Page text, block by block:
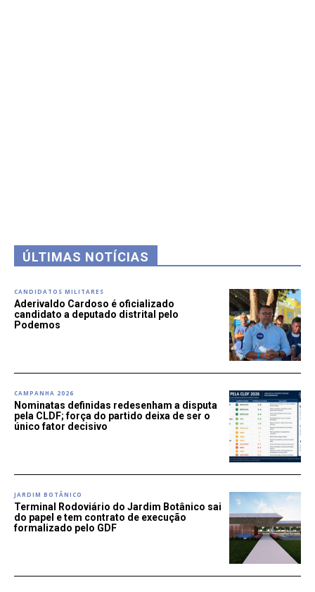
ÚLTIMAS NOTÍCIAS
CANDIDATOS MILITARES
Aderivaldo Cardoso é oficializado
candidato a deputado distrital pelo
Podemos
CAMPANHA 2026
Nominatas definidas redesenham a disputa
pela CLDF; força do partido deixa de ser o
único fator decisivo
JARDIM BOTÂNICO
Terminal Rodoviário do Jardim Botânico sai
do papel e tem contrato de execução
formalizado pelo GDF